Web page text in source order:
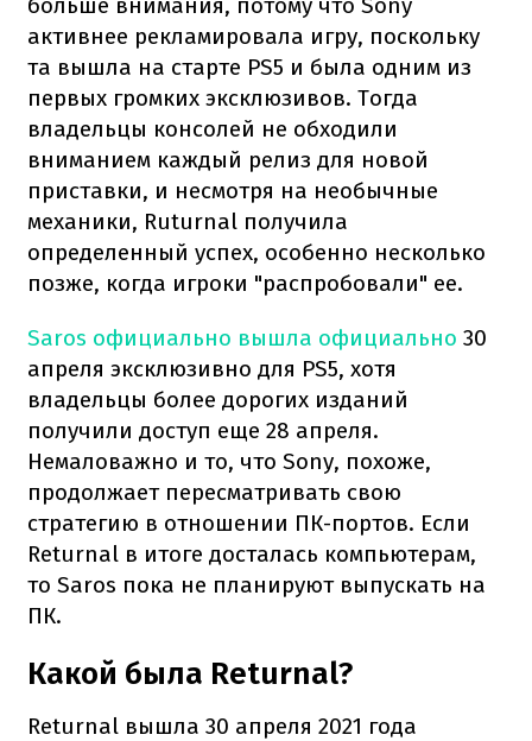
активнее рекламировала игру, поскольку
та вышла на старте PS5 и была одним из
первых громких эксклюзивов. Тогда
владельцы консолей не обходили
вниманием каждый релиз для новой
приставки, и несмотря на необычные
механики, Ruturnal получила
определенный успех, особенно несколько
позже, когда игроки "распробовали" ее.
Saros официально вышла официально 30
апреля эксклюзивно для PS5, хотя
владельцы более дорогих изданий
получили доступ еще 28 апреля.
Немаловажно и то, что Sony, похоже,
продолжает пересматривать свою
стратегию в отношении ПК-портов. Если
Returnal в итоге досталась компьютерам,
то Saros пока не планируют выпускать на
ПК.
Какой была Returnal?
Returnal вышла 30 апреля 2021 года